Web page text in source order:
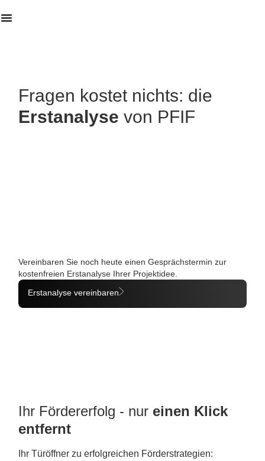
Fragen kostet nichts: die
Erstanalyse von PFIF
Vereinbaren Sie noch heute einen Gesprächstermin zur
kostenfreien Erstanalyse Ihrer Projektidee.
Erstanalyse vereinbaren
Ihr Fördererfolg - nur einen Klick
entfernt
Ihr Türöffner zu erfolgreichen Förderstrategien: